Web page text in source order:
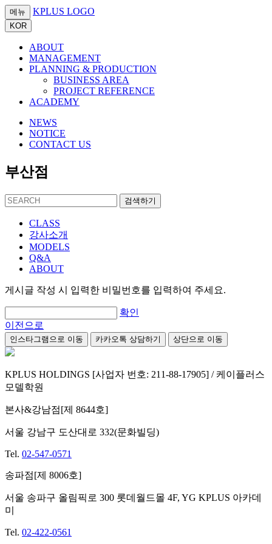
메뉴 KPLUS LOGO
KOR
ABOUT
MANAGEMENT
PLANNING & PRODUCTION
BUSINESS AREA
PROJECT REFERENCE
ACADEMY
NEWS
NOTICE
CONTACT US
부산점
검색하기
CLASS
강사소개
MODELS
Q&A
ABOUT
게시글 작성 시 입력한 비밀번호를 입력하여 주세요.
확인
이전으로
인스타그램으로 이동 카카오톡 상담하기 상단으로 이동
KPLUS HOLDINGS [사업자 번호: 211-88-17905] / 케이플러스
모델학원
본사&강남점[제 8644호]
서울 강남구 도산대로 332(문화빌딩)
Tel. 02-547-0571
송파점[제 8006호]
서울 송파구 올림픽로 300 롯데월드몰 4F, YG KPLUS 아카데
미
Tel. 02-422-0561